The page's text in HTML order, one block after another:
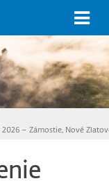
– Zámostie, Nové